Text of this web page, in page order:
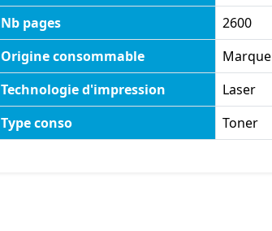
Nb pages
2600
Origine consommable
Marque
Technologie d'impression
Laser
Type conso Toner